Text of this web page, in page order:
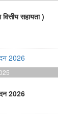
सहायता )
2026
2026